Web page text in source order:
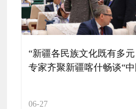
“新疆各民族文化既有多
专家齐聚新疆喀什畅谈“
06-27